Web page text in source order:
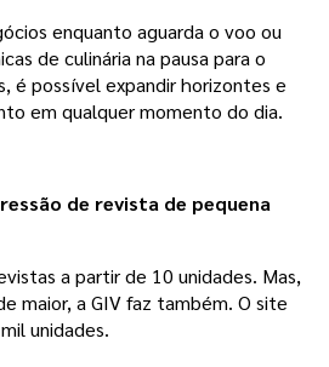
enquanto aguarda o voo ou
de culinária na pausa para o
é possível expandir horizontes e
em qualquer momento do dia.
de revista de pequena
a partir de 10 unidades. Mas,
maior, a GIV faz também. O site
unidades.